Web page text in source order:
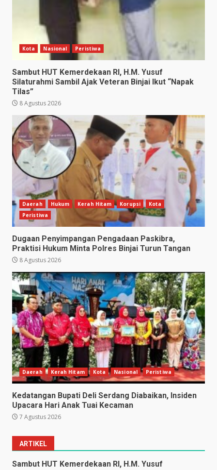
Kota Nasional Peristiwa
Sambut HUT Kemerdekaan RI, H.M. Yusuf
Silaturahmi Sambil Ajak Veteran Binjai Ikut “Napak
Tilas”
8 Agustus 2026
Daerah Hukum Kerah Hitam Korupsi
Kota
Peristiwa
Dugaan Penyimpangan Pengadaan Paskibra,
Praktisi Hukum Minta Polres Binjai Turun Tangan
8 Agustus 2026
Daerah Kerah Hitam Kota Nasional Peristiwa
Kedatangan Bupati Deli Serdang Diabaikan, Insiden
Upacara Hari Anak Tuai Kecaman
7 Agustus 2026
ARTIKEL
Sambut HUT Kemerdekaan RI, H.M. Yusuf